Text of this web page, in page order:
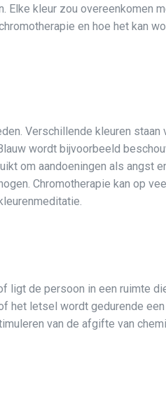
Elke kleur zou overeenkomen
en hoe het kan
Verschillende kleuren staan
wordt bijvoorbeeld
om aandoeningen als angst
Chromotherapie kan op
ligt de persoon in een ruimte
het letsel wordt gedurende een
van de afgifte van